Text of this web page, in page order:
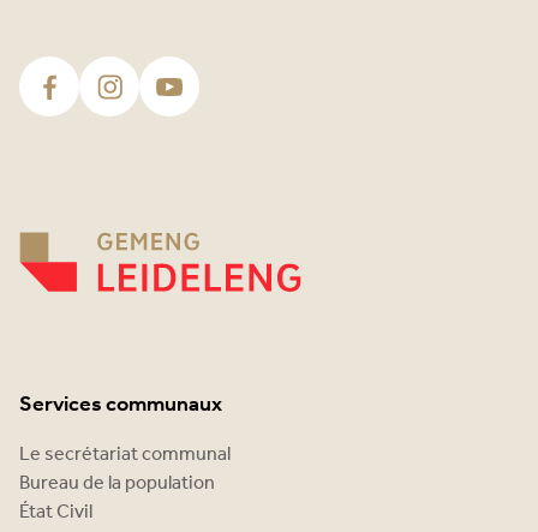
Services communaux
Le secrétariat communal
Bureau de la population
État Civil